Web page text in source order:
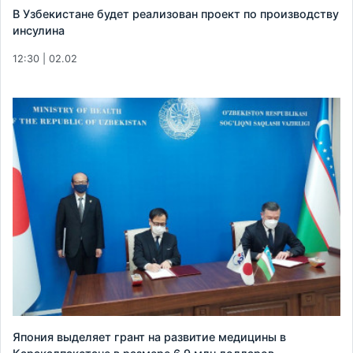
В Узбекистане будет реализован проект по производству
инсулина
12:30 | 02.02
Япония выделяет грант на развитие медицины в